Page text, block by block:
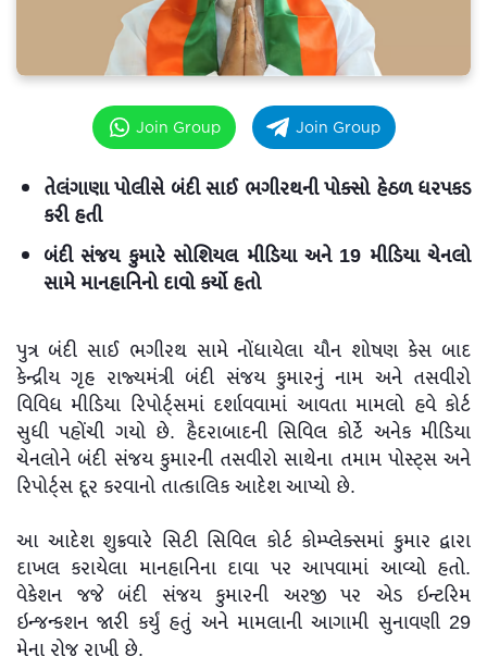
Join Group Join Group
તેલંગાણા પોલીસે બંદી સાઈ ભગીરથની પોક્સો હેઠળ ધરપકડ
કરી હતી
બંદી સંજય કુમારે સોશિયલ મીડિયા અને 19 મીડિયા ચેનલો
સામે માનહાનિનો દાવો કર્યો હતો
પુત્ર બંદી સાઈ ભગીરથ સામે નોંધાયેલા યૌન શોષણ કેસ બાદ
કેન્દ્રીય ગૃહ રાજ્યમંત્રી બંદી સંજય કુમારનું નામ અને તસવીરો
વિવિધ મીડિયા રિપોર્ટ્સમાં દર્શાવવામાં આવતા મામલો હવે કોર્ટ
સુધી પહોંચી ગયો છે. હૈદરાબાદની સિવિલ કોર્ટે અનેક મીડિયા
ચેનલોને બંદી સંજય કુમારની તસવીરો સાથેના તમામ પોસ્ટ્સ અને
રિપોર્ટ્સ દૂર કરવાનો તાત્કાલિક આદેશ આપ્યો છે.
આ આદેશ શુક્રવારે સિટી સિવિલ કોર્ટ કોમ્પ્લેક્સમાં કુમાર દ્વારા
દાખલ કરાયેલા માનહાનિના દાવા પર આપવામાં આવ્યો હતો.
વેકેશન જજે બંદી સંજય કુમારની અરજી પર એડ ઇન્ટરિમ
ઇન્જન્કશન જારી કર્યું હતું અને મામલાની આગામી સુનાવણી 29
મેના રોજ રાખી છે.